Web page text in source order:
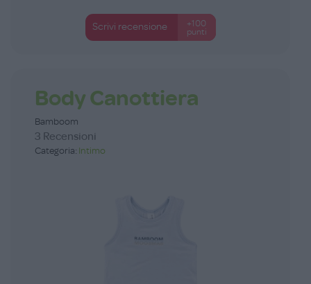
Scrivi recensione
+100
punti
Body Canottiera
Bamboom
3 Recensioni
Categoria: Intimo